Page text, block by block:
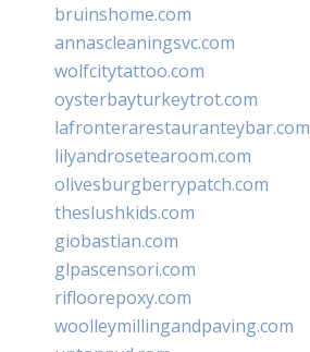
bruinshome.com
annascleaningsvc.com
wolfcitytattoo.com
oysterbayturkeytrot.com
lafronterarestauranteybar.com
lilyandrosetearoom.com
olivesburgberrypatch.com
theslushkids.com
giobastian.com
glpascensori.com
rifloorepoxy.com
woolleymillingandpaving.com